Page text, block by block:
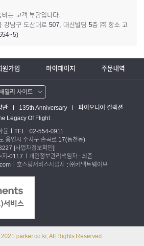
는 고객 부담입니다.
강남구 도산대로 507, 대신빌딩 5층 ㈜ 항소 고
원가입 마이페이지 주문내역
밀리 사이트
터맨 쇼핑몰
카 글로벌
관 135th Anniversary
파이오니어 컬렉션
Legacy Of Flight
윤
TEL : 02-554-0911
용인시 수지구 손곡로 17(동천동)
[사업자정보확인]
지-0117
개인정보관리책임자 : 최준
호스팅서비스사업자 : ㈜커넥트웨이브
parker.co.kr, All Rights Reserved.